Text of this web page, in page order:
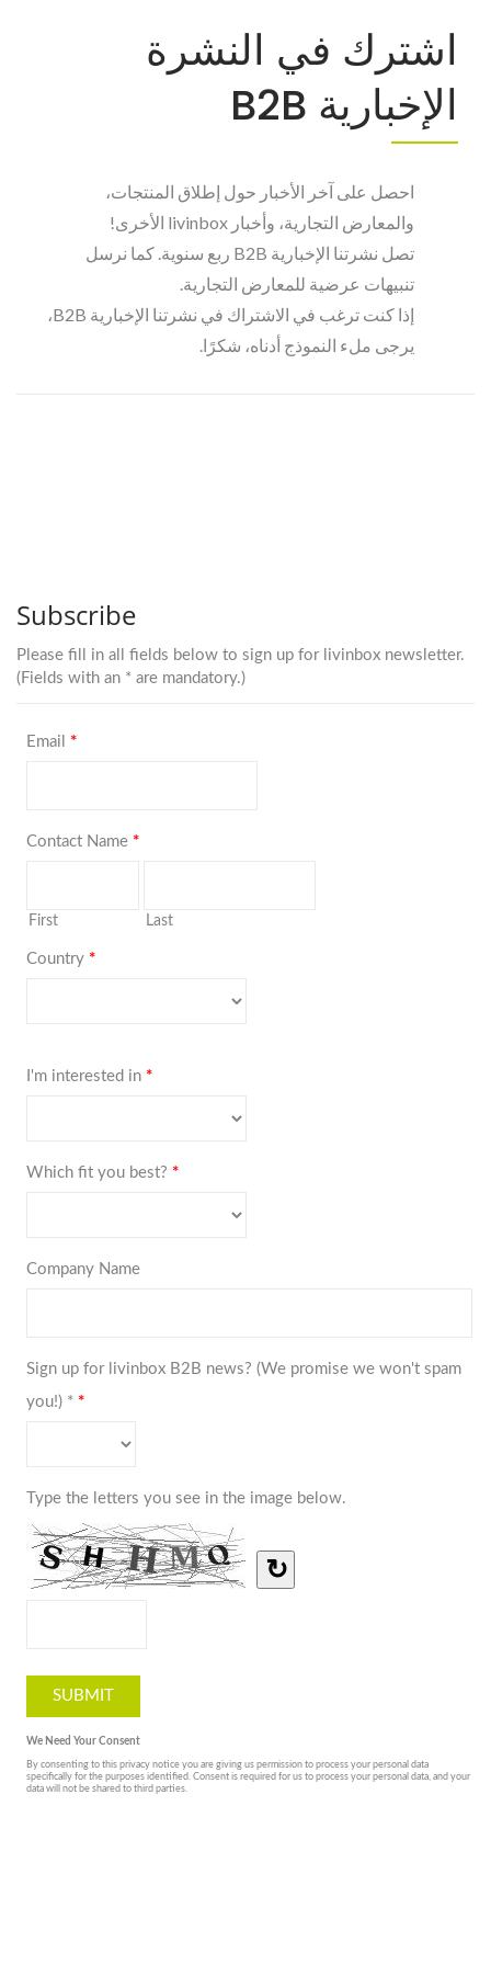
اشترك في النشرة
الإخبارية B2B
احصل على آخر الأخبار حول إطلاق المنتجات،
والمعارض التجارية، وأخبار livinbox الأخرى!
تصل نشرتنا الإخبارية B2B ربع سنوية. كما نرسل
تنبيهات عرضية للمعارض التجارية.
إذا كنت ترغب في الاشتراك في نشرتنا الإخبارية B2B،
يرجى ملء النموذج أدناه، شكرًا.